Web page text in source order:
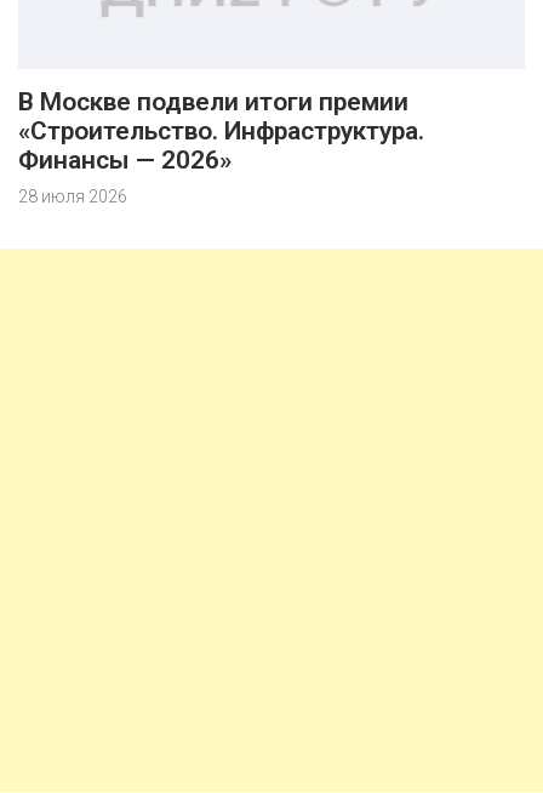
В Москве подвели итоги премии
«Строительство. Инфраструктура.
Финансы — 2026»
28 июля 2026